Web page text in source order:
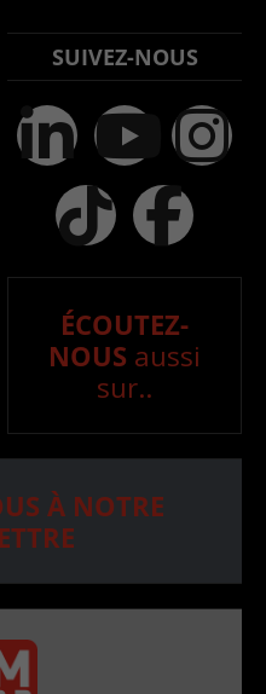
SUIVEZ-NOUS
ÉCOUTEZ-
NOUS aussi
sur..
À NOTRE